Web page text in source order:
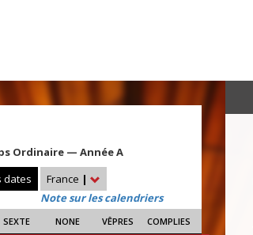
Ordinaire — Année A
dates France |
Note sur les calendriers
SEXTE NONE VÊPRES COMPLIES